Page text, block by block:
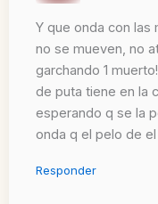
Y que onda con las
no se mueven, no
garchando 1
de puta tiene en la
esperando q se la
onda q el pelo de
Responder